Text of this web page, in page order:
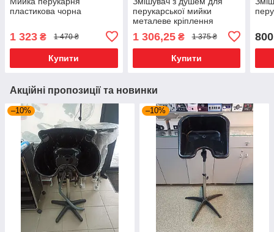
пластикова чорна
1 323 ₴ 1 470 ₴
Купити
перукарської мийки
металеве кріплення
1 306,25₴ 1 375 ₴
Купити
800
Акційні пропозиції та новинки
–10% –10%